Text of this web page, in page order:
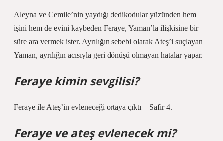
Aleyna ve Cemile’nin yaydığı dedikodular yüzünden hem
işini hem de evini kaybeden Feraye, Yaman’la ilişkisine bir
süre ara vermek ister. Ayrılığın sebebi olarak Ateş’i suçlayan
Yaman, ayrılığın acısıyla geri dönüşü olmayan hatalar yapar.
Feraye kimin sevgilisi?
Feraye ile Ateş’in evleneceği ortaya çıktı – Safir 4.
Feraye ve ateş evlenecek mi?